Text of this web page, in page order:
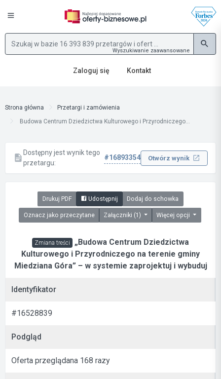
Wyszukiwanie zaawansowane
Zaloguj się Kontakt
Strona główna
Przetargi i zamówienia
Budowa Centrum Dziedzictwa Kulturowego i Przyrodniczego...
Dostępny jest wynik tego
przetargu:
#16893354 Otwórz wynik
Drukuj PDF Udostępnij Dodaj do schowka
Oznacz jako przeczytane Załączniki (1) Więcej opcji
Zmiana treści „Budowa Centrum Dziedzictwa
Kulturowego i Przyrodniczego na terenie gminy
Miedziana Góra” – w systemie zaprojektuj i wybuduj
Identyfikator
#16528839
Podgląd
Oferta przeglądana 168 razy